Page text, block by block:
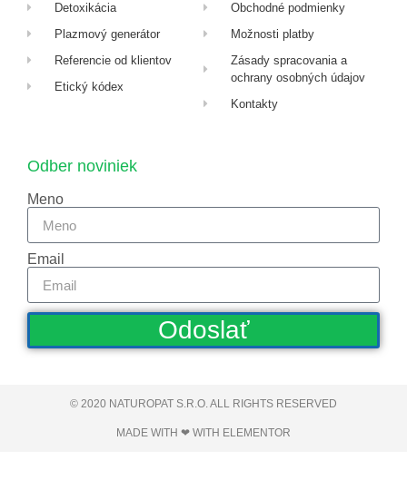
Detoxikácia
Plazmový generátor
Referencie od klientov
Etický kódex
Obchodné podmienky
Možnosti platby
Zásady spracovania a
ochrany osobných údajov
Kontakty
Odber noviniek
Meno
Email
Odoslať
© 2020 NATUROPAT S.R.O. ALL RIGHTS RESERVED​
MADE WITH ❤ WITH ELEMENTOR​